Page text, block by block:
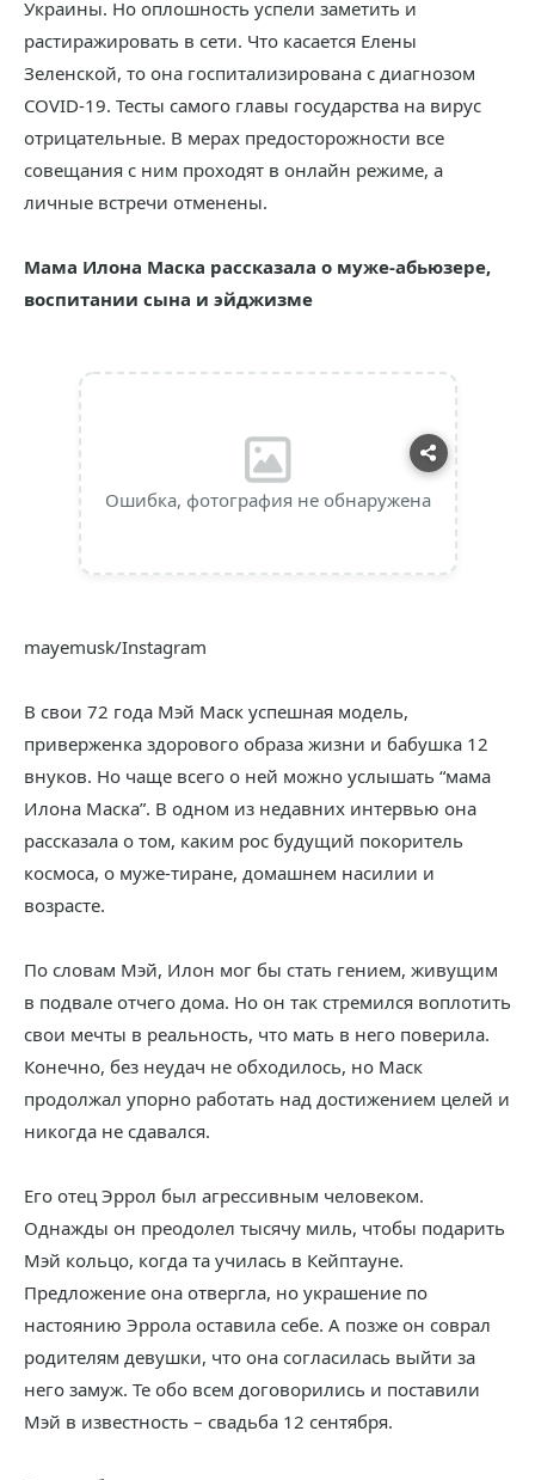
Украины. Но оплошность успели заметить и
растиражировать в сети. Что касается Елены
Зеленской, то она госпитализирована с диагнозом
COVID-19. Тесты самого главы государства на вирус
отрицательные. В мерах предосторожности все
совещания с ним проходят в онлайн режиме, а
личные встречи отменены.
Мама Илона Маска рассказала о муже-абьюзере,
воспитании сына и эйджизме
Ошибка, фотография не обнаружена
mayemusk/Instagram
В свои 72 года Мэй Маск успешная модель,
приверженка здорового образа жизни и бабушка 12
внуков. Но чаще всего о ней можно услышать “мама
Илона Маска”. В одном из недавних интервью она
рассказала о том, каким рос будущий покоритель
космоса, о муже-тиране, домашнем насилии и
возрасте.
По словам Мэй, Илон мог бы стать гением, живущим
в подвале отчего дома. Но он так стремился воплотить
свои мечты в реальность, что мать в него поверила.
Конечно, без неудач не обходилось, но Маск
продолжал упорно работать над достижением целей и
никогда не сдавался.
Его отец Эррол был агрессивным человеком.
Однажды он преодолел тысячу миль, чтобы подарить
Мэй кольцо, когда та училась в Кейптауне.
Предложение она отвергла, но украшение по
настоянию Эррола оставила себе. А позже он соврал
родителям девушки, что она согласилась выйти за
него замуж. Те обо всем договорились и поставили
Мэй в известность – свадьба 12 сентября.